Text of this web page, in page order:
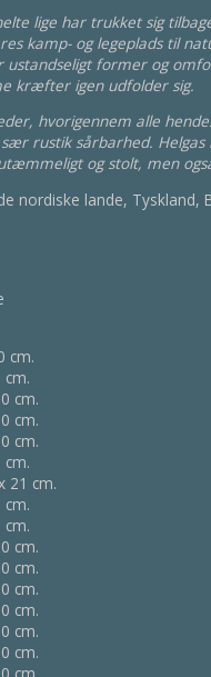
lige har trukket sig
kamp- og legeplads til
former og
kræfter igen udfolder sig.
hvorigennem alle
rustik sårbarhed.
og stolt, men
nordiske lande, Tyskland,